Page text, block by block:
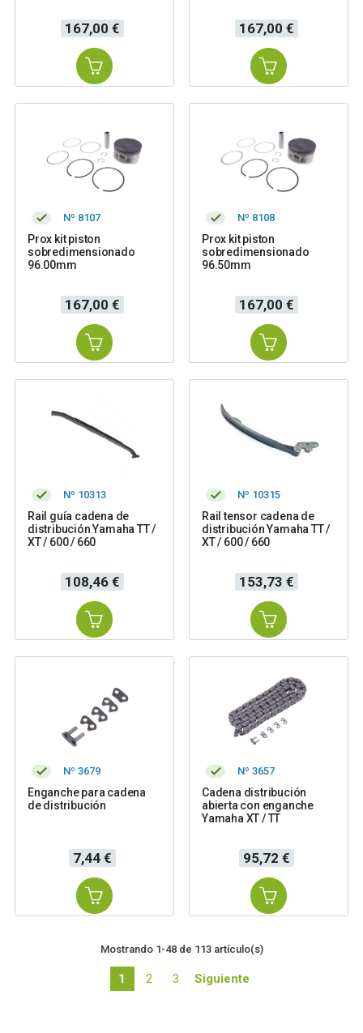
Precio
167,00 € Precio
167,00 €
Nº 8107
Prox kit piston
sobredimensionado
96.00mm
Precio
167,00 €
Nº 8108
Prox kit piston
sobredimensionado
96.50mm
Precio
167,00 €
Nº 10313
Rail guía cadena de
distribución Yamaha TT /
XT / 600 / 660
Precio
108,46 €
Nº 10315
Rail tensor cadena de
distribución Yamaha TT /
XT / 600 / 660
Precio
153,73 €
Nº 3679
Enganche para cadena
de distribución
Precio
7,44 €
Nº 3657
Cadena distribución
abierta con enganche
Yamaha XT / TT
Precio
95,72 €
Mostrando 1-48 de 113 artículo(s)
1 2 3 Siguiente